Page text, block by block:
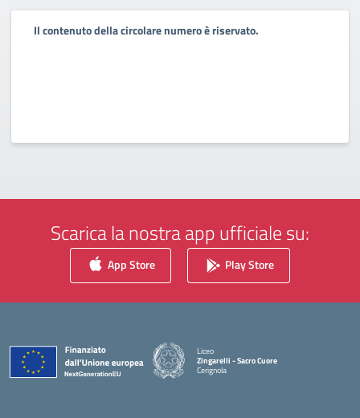
Il contenuto della circolare numero è riservato.
Scarica la nostra app ufficiale su:
App Store Play Store
Liceo
Zingarelli - Sacro Cuore
Cerignola
— Visita la pagina iniziale della scuola